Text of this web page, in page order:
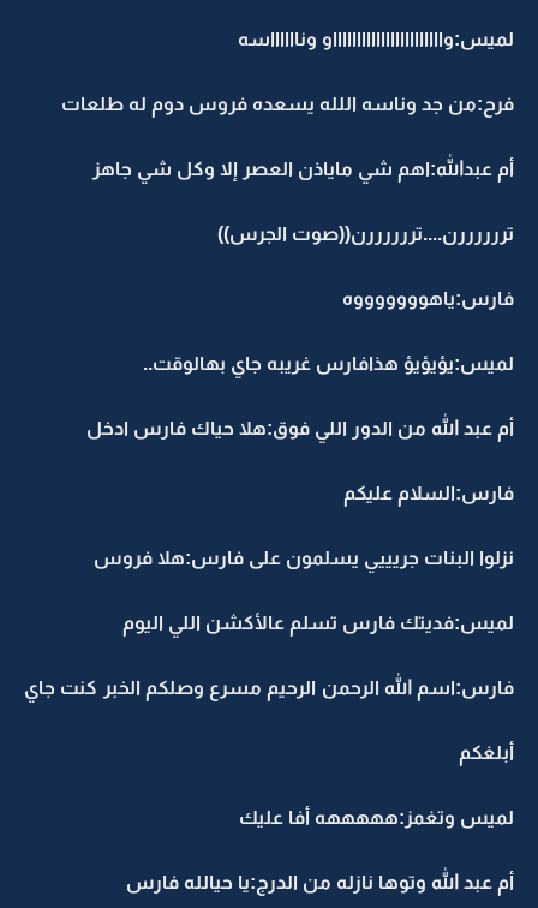
لميس:واااااااااااااااااااااااو ونااااااسه
فرح:من جد وناسه اللله يسعده فروس دوم له طلعات
أم عبدالله:اهم شي ماياذن العصر إلا وكل شي جاهز
تررررررن....تررررررن((صوت الجرس))
فارس:ياهوووووووه
لميس:يؤيؤيؤ هذافارس غريبه جاي بهالوقت..
أم عبد الله من الدور اللي فوق:هلا حياك فارس ادخل
فارس:السلام عليكم
نزلوا البنات جريييي يسلمون على فارس:هلا فروس
لميس:فديتك فارس تسلم عالأكشن اللي اليوم
فارس:اسم الله الرحمن الرحيم مسرع وصلكم الخبر كنت جاي
أبلغكم
لميس وتغمز:هههههه أفا عليك
أم عبد الله وتوها نازله من الدرج:يا حيالله فارس